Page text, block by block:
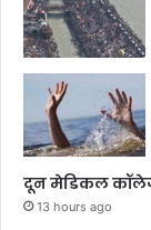
दून मेडिकल
13 hours ago